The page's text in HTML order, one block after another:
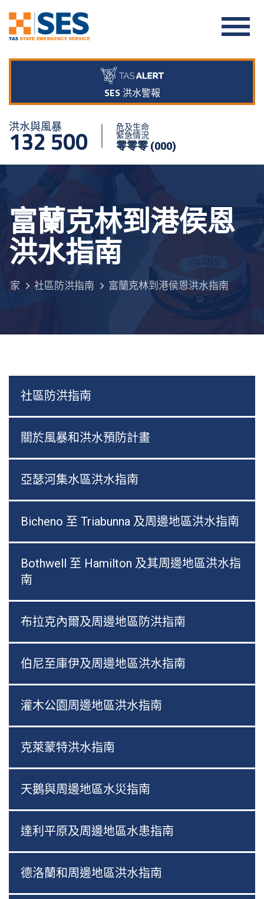
SES 洪水警報
洪水與風暴
132 500
危及生命
緊急情況
零零零 (000)
富蘭克林到港侯恩
洪水指南
家 社區防洪指南 富蘭克林到港侯恩洪水指南
社區防洪指南
關於風暴和洪水預防計畫
亞瑟河集水區洪水指南
Bicheno 至 Triabunna 及周邊地區洪水指南
Bothwell 至 Hamilton 及其周邊地區洪水指
南
布拉克內爾及周邊地區防洪指南
伯尼至庫伊及周邊地區洪水指南
灌木公園周邊地區洪水指南
克萊蒙特洪水指南
天鵝與周邊地區水災指南
達利平原及周邊地區水患指南
德洛蘭和周邊地區洪水指南